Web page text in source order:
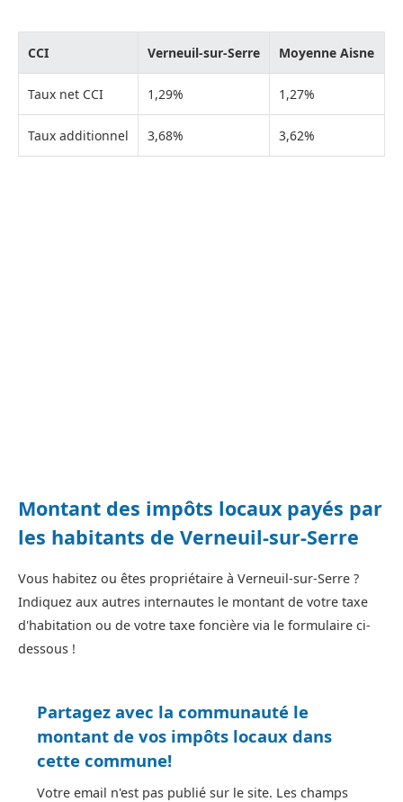
CCI Verneuil-sur-Serre Moyenne Aisne
Taux net CCI 1,29% 1,27%
Taux additionnel 3,68% 3,62%
Montant des impôts locaux payés par
les habitants de Verneuil-sur-Serre
Vous habitez ou êtes propriétaire à Verneuil-sur-Serre ?
Indiquez aux autres internautes le montant de votre taxe
d'habitation ou de votre taxe foncière via le formulaire ci-
dessous !
Partagez avec la communauté le
montant de vos impôts locaux dans
cette commune!
Votre email n'est pas publié sur le site. Les champs